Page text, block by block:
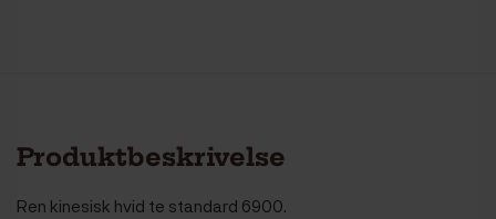
Produktbeskrivelse
Ren kinesisk hvid te standard 6900.